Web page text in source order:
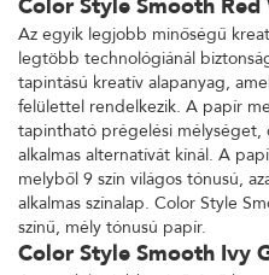
Color Style Smooth Red
Az egyik legjobb minőségű
legtöbb technológiánál
tapintású kreatív alapanyag,
felülettel rendelkezik. A papír
tapintható prégelési mélységet,
alkalmas alternatívát kínál. A
melyből 9 szín világos tónusú,
alkalmas színalap. Color Style
színű, mély tónusú papír.
Color Style Smooth Ivy